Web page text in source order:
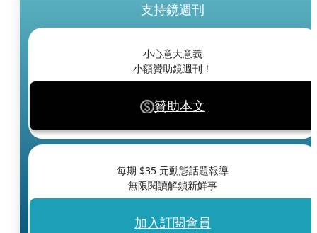
支持鏡週刊
小心意大意義
小額贊助鏡週刊！
贊助本文
每期 $35 元動態話題報導
無限閱讀解鎖新鮮事
加入訂閱會員